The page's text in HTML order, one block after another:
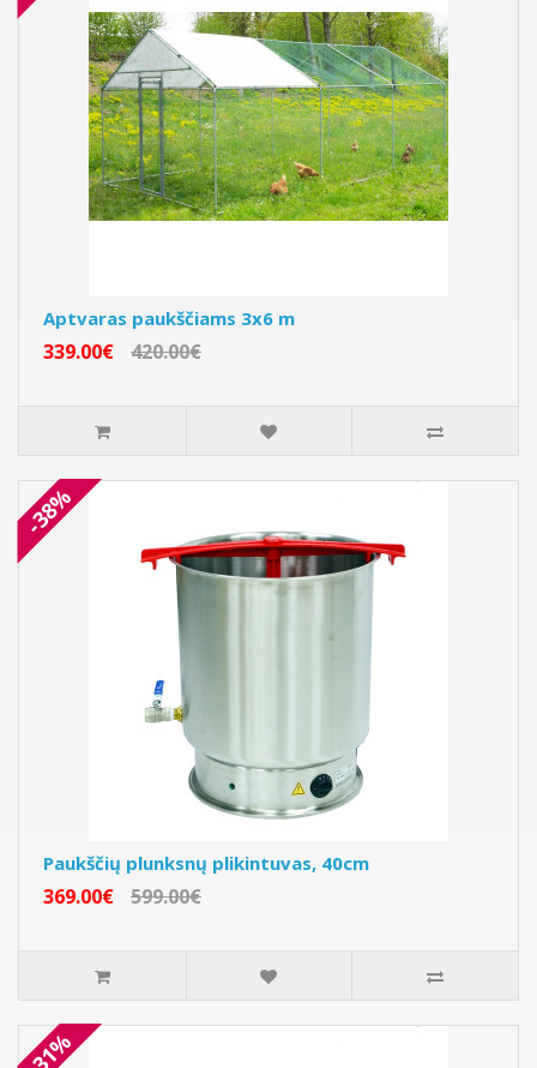
Aptvaras paukščiams 3x6 m
339.00€ 420.00€
-38%
Paukščių plunksnų plikintuvas, 40cm
369.00€ 599.00€
-31%